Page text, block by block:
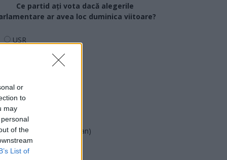
or
to
may
of the
List of
Ce partid ați vota dacă alegerile
ar avea loc duminica viitoare?
USR
AUR
UDMR
PMP (Tomac)
Forța Dreptei (L. Orban)
PNȚMM